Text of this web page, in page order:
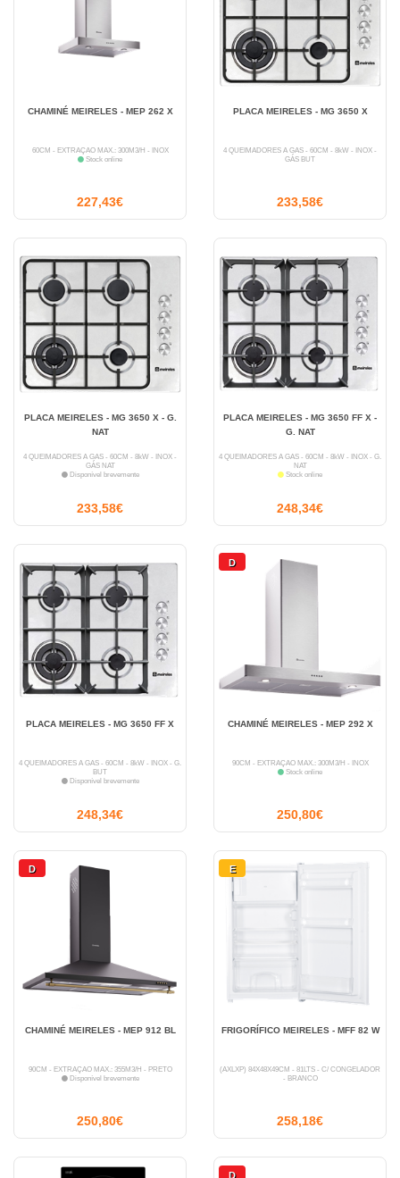
CHAMINÉ MEIRELES - MEP 262 X
60CM - EXTRAÇÃO MÁX.: 300M3/H - INOX
Stock online
227,43€
PLACA MEIRELES - MG 3650 X
4 QUEIMADORES A GÁS - 60CM - 8kW - INOX -
GÁS BUT
233,58€
PLACA MEIRELES - MG 3650 X - G.
NAT
4 QUEIMADORES A GÁS - 60CM - 8kW - INOX -
GÁS NAT
Disponível brevemente
233,58€
PLACA MEIRELES - MG 3650 FF X -
G. NAT
4 QUEIMADORES A GÁS - 60CM - 8kW - INOX - G.
NAT
Stock online
248,34€
PLACA MEIRELES - MG 3650 FF X
4 QUEIMADORES A GÁS - 60CM - 8kW - INOX - G.
BUT
Disponível brevemente
248,34€
D
CHAMINÉ MEIRELES - MEP 292 X
90CM - EXTRAÇÃO MÁX.: 300M3/H - INOX
Stock online
250,80€
D
CHAMINÉ MEIRELES - MEP 912 BL
90CM - EXTRAÇÃO MÁX.: 355M3/H - PRETO
Disponível brevemente
250,80€
E
FRIGORÍFICO MEIRELES - MFF 82 W
(AXLXP) 84X48X49CM - 81LTS - C/ CONGELADOR
- BRANCO
258,18€
D